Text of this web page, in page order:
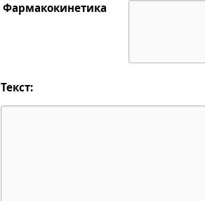
Фармакокинетика
Текст: